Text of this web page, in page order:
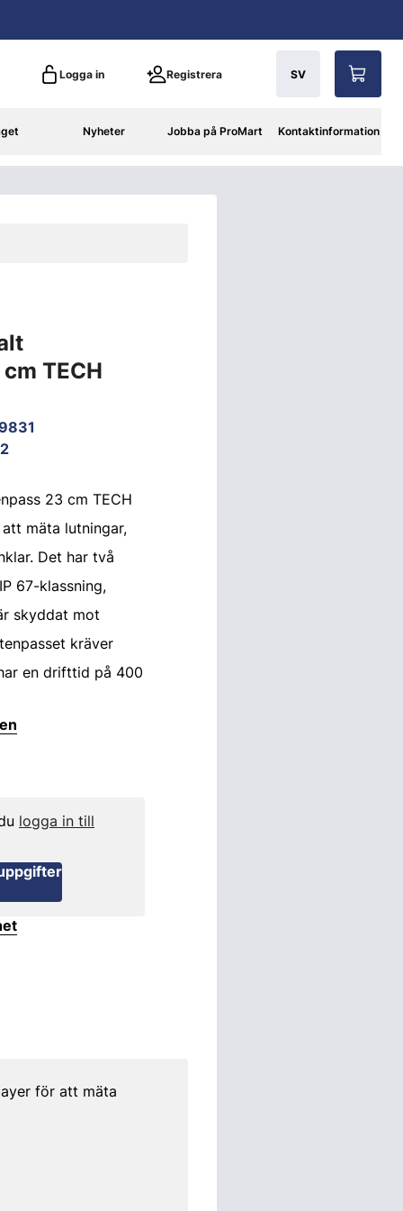
Logga in Registrera SV
Nyheter Jobba på ProMart Kontaktinformation
TECH
23 cm TECH
mäta lutningar,
Det har två
67-klassning,
skyddat mot
kräver
en drifttid på 400
logga in till
för att mäta